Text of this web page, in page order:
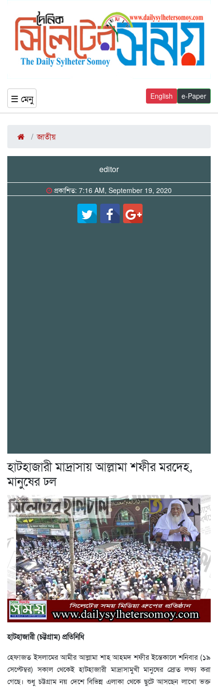
☰ মেনু e-Paper
English
জাতীয়
editor
প্রকাশিত: 7:16 AM, September 19, 2020
হাটহাজারী মাদ্রাসায় আল্লামা শফীর মরদেহ,
মানুষের ঢল
হাটহাজারী (চট্টগ্রাম) প্রতিনিধি
হেফাজত ইসলামের আমীর আল্লামা শাহ আহমদ শফীর ইন্তেকালে শনিবার (১৯
সেপ্টেম্বর) সকাল থেকেই হাটহাজারী মাদ্রাসামুখী মানুষের স্রোত লক্ষ্য করা
গেছে। শুধু চট্টগ্রাম নয় দেশে বিভিন্ন এলাকা থেকে ছুটে আসছেন লাখো ভক্ত